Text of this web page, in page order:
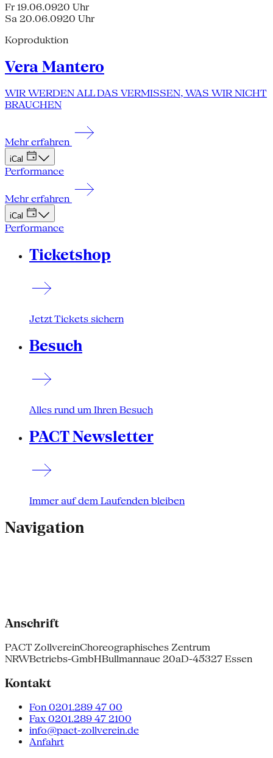
Fr 19.06.0920 Uhr
Sa 20.06.0920 Uhr
Koproduktion
Vera Mantero
WIR WERDEN ALL DAS VERMISSEN, WAS WIR NICHT
BRAUCHEN
Mehr erfahren
iCal
Performance
Mehr erfahren
iCal
Performance
Ticketshop
Jetzt Tickets sichern
Besuch
Alles rund um Ihren Besuch
PACT Newsletter
Immer auf dem Laufenden bleiben
Navigation
Anschrift
PACT ZollvereinChoreographisches Zentrum
NRWBetriebs-GmbHBullmannaue 20aD-45327 Essen
Kontakt
Fon 0201.289 47 00
Fax 0201.289 47 2100
info@pact-zollverein.de
Anfahrt